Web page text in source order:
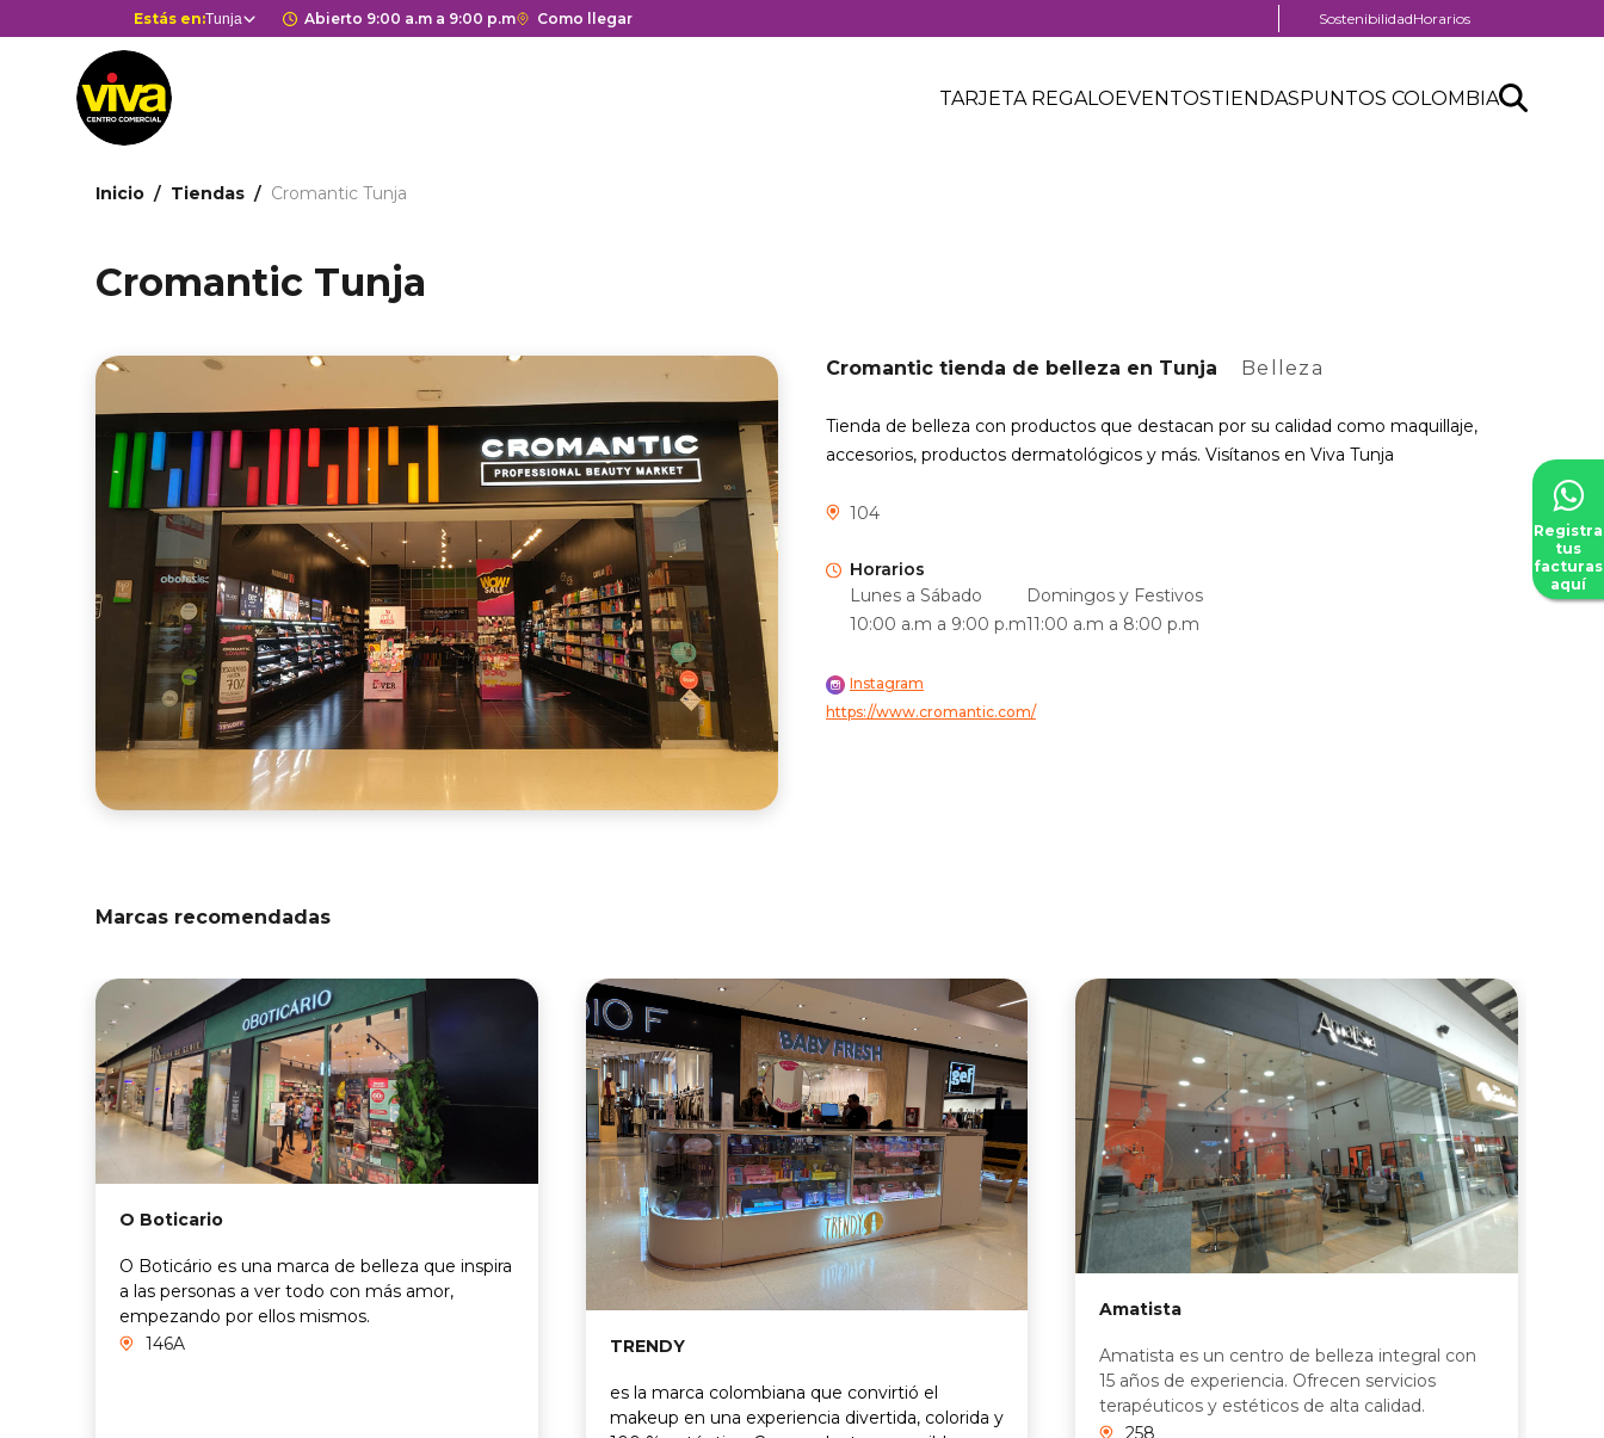
al
contenido
principal
Selector
de
centros
comerciales
Estás en: Estás en
Tunja Horario de apertura y cierre del centro comercial.
Abierto 9:00 a.m a 9:00 p.mEnlace
Como llegar
Menú
SostenibilidadHorarios
Header
Menú
TARJETA REGALOEVENTOSTIENDASPUNTOS COLOMBIASearch
Buscar
Ruta
de
Inicio Tiendas Cromantic Tunja
Cromantic Tunja
Cromantic tienda de belleza en Tunja Belleza
Tienda de belleza con productos que destacan por su calidad como maquillaje,
accesorios, productos dermatológicos y más. Visítanos en Viva Tunja
104
Horarios
Lunes a Sábado
10:00 a.m a 9:00 p.m
Domingos y Festivos
11:00 a.m a 8:00 p.m
Instagram
https://www.cromantic.com/
Marcas recomendadas
O Boticario
O Boticário es una marca de belleza que inspira
a las personas a ver todo con más amor,
empezando por ellos mismos.
146A
TRENDY
es la marca colombiana que convirtió el
makeup en una experiencia divertida, colorida y
Amatista
Amatista es un centro de belleza integral con
15 años de experiencia. Ofrecen servicios
terapéuticos y estéticos de alta calidad.
Registra
tus
facturas
aquí